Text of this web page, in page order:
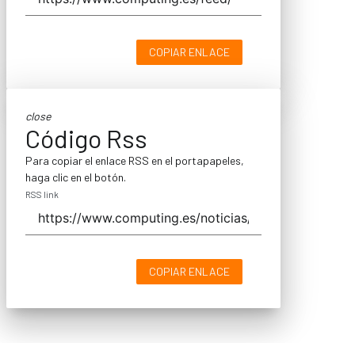
COPIAR ENLACE
close
Código Rss
Para copiar el enlace RSS en el portapapeles,
haga clic en el botón.
RSS link
COPIAR ENLACE